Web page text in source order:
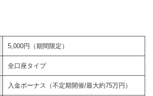
5,000円（期間限定）
全口座タイプ
入金ボーナス（不定期開催/最大約75万円）